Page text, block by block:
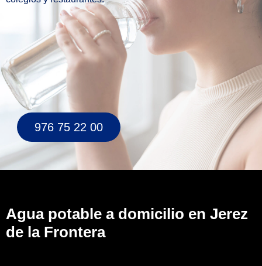
976 75 22 00
Agua potable a domicilio en Jerez
de la Frontera